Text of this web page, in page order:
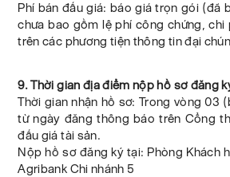
Phí bán đấu giá: báo giá trọn gói (đã
chưa bao gồm lệ phí công chứng, chi
trên các phương tiện thông tin đại
9. Thời gian địa điểm nộp hồ sơ đăng
Thời gian nhận hồ sơ: Trong vòng 03
từ ngày đăng thông báo trên Cổng
đấu giá tài sản.
Nộp hồ sơ đăng ký tại: Phòng Khách
Agribank Chi nhánh 5